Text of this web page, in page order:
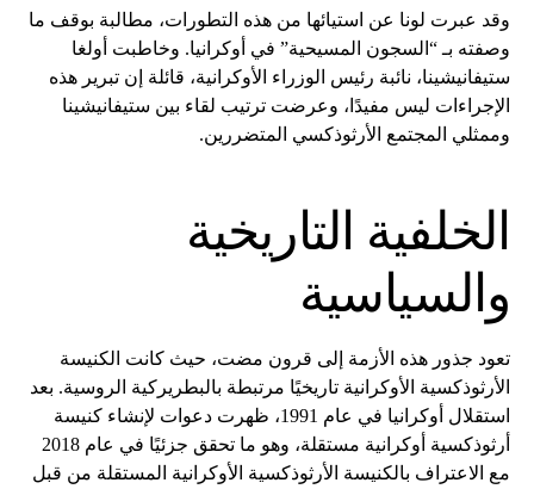
وقد عبرت لونا عن استيائها من هذه التطورات، مطالبة بوقف ما
وصفته بـ “السجون المسيحية” في أوكرانيا. وخاطبت أولغا
ستيفانيشينا، نائبة رئيس الوزراء الأوكرانية، قائلة إن تبرير هذه
الإجراءات ليس مفيدًا، وعرضت ترتيب لقاء بين ستيفانيشينا
وممثلي المجتمع الأرثوذكسي المتضررين.
الخلفية التاريخية
والسياسية
تعود جذور هذه الأزمة إلى قرون مضت، حيث كانت الكنيسة
الأرثوذكسية الأوكرانية تاريخيًا مرتبطة بالبطريركية الروسية. بعد
استقلال أوكرانيا في عام 1991، ظهرت دعوات لإنشاء كنيسة
أرثوذكسية أوكرانية مستقلة، وهو ما تحقق جزئيًا في عام 2018
مع الاعتراف بالكنيسة الأرثوذكسية الأوكرانية المستقلة من قبل